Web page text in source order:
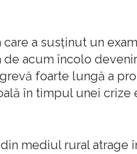
care a susţinut un
acum încolo
foarte lungă a
în timpul unei
mediul rural atrage